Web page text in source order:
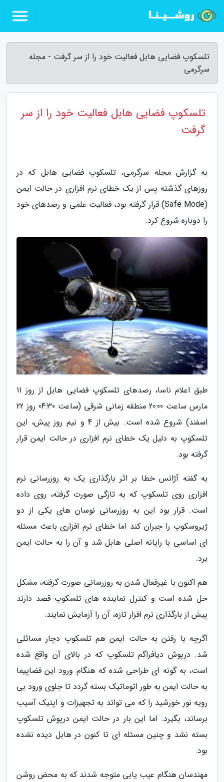
تلسکوپ فضایی هابل فعالیت خود را از سر گرفت - مجله
سرگرمی
تلسکوپ فضایی هابل فعالیت خود را از سر
گرفت
به گزارش مجله سرگرمی، تلسکوپ فضایی هابل که در
روزهای گذشته پس از یک خطای نرم افزاری در حالت ایمن
(Safe Mode) قرار گرفته بود، فعالیت علمی و رصدهای خود
را دوباره شروع کرد.
طبق اعلام ناسا، رصدهای تلسکوپ فضایی هابل از روز 11
مارس ساعت 20:00 منطقه زمانی شرقی (ساعت 04:30 روز 22
اسفند) شروع شده است. بیش از 4 و نیم روز پیش، این
تلسکوپ به دلیل یک خطای نرم افزاری در حالت ایمن قرار
گرفته بود.
به گفته آژانس خطا بر اثر بارگذاری یک به روزرسانی نرم
افزاری روی تلسکوپ که به تازگی صورت گرفته، روی داده
است. قرار بود این به روزرسانی نوسان های یکی از دو
ژیروسکوپ را جبران کند اما خطای نرم افزاری باعث مسئله
ای اساسی با رایانه اصلی هابل شد و آن را به حالت ایمن
برد.
هم اکنون با غیرفعال شدن به روزرسانی صورت گرفته، مشکل
حل شده است و کنترل نماینده های تلسکوپ قصد دارند
پیش از بارگذاری نرم افزار تازه، آن را آزمایش نمایند.
اگرچه با رفتن به حالت ایمن هم تلسکوپ دچار مسائلی
شد. درپوش دیافراگم تلسکوپ که در بالای آن واقع شده
است، به گونه ای طراحی شده که هنگام ورود این فضاپیما
به حالت ایمن به طور اتوماتیک بسته گردد تا جلوی ورود بی
رویه نور خورشید را که می تواند به تجهیزات و اپتیک آسیب
برساند، بگیرد. اما این بار در حالت ایمن درپوش تلسکوپ
بسته نشد و چنین مسئله ای تا کنون در هابل دیده نشده
بود.
مهندسان هنگام عیب یابی متوجه شدند که به محض روشن